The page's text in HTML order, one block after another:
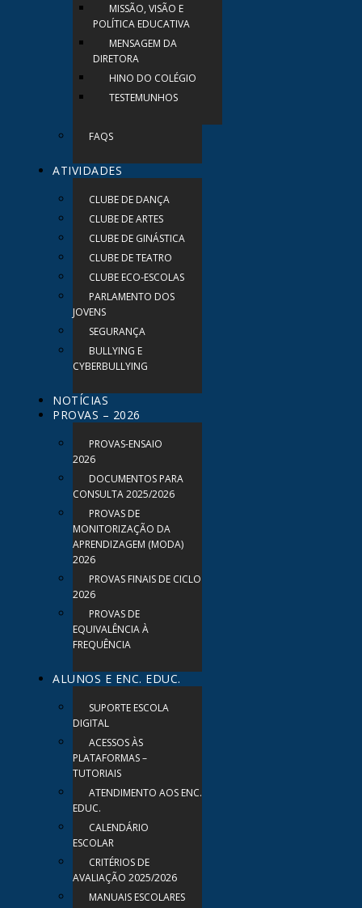
MISSÃO, VISÃO E
POLÍTICA EDUCATIVA
MENSAGEM DA
DIRETORA
HINO DO COLÉGIO
TESTEMUNHOS
FAQS
ATIVIDADES
CLUBE DE DANÇA
CLUBE DE ARTES
CLUBE DE GINÁSTICA
CLUBE DE TEATRO
CLUBE ECO-ESCOLAS
PARLAMENTO DOS
JOVENS
SEGURANÇA
BULLYING E
CYBERBULLYING
NOTÍCIAS
PROVAS – 2026
PROVAS-ENSAIO
2026
DOCUMENTOS PARA
CONSULTA 2025/2026
PROVAS DE
MONITORIZAÇÃO DA
APRENDIZAGEM (MODA)
2026
PROVAS FINAIS DE CICLO
2026
PROVAS DE
EQUIVALÊNCIA À
FREQUÊNCIA
ALUNOS E ENC. EDUC.
SUPORTE ESCOLA
DIGITAL
ACESSOS ÀS
PLATAFORMAS –
TUTORIAIS
ATENDIMENTO AOS ENC.
EDUC.
CALENDÁRIO
ESCOLAR
CRITÉRIOS DE
AVALIAÇÃO 2025/2026
MANUAIS ESCOLARES